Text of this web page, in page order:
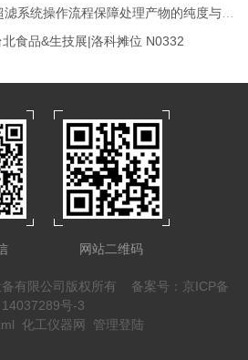
统操作流程保障处理产物的纯度与工艺稳定性
食品&生技展|洛科摊位 N0332
网站二维码
备有限公司版权所有 备案号：京ICP备
14037289号-3
化工仪器网 管理登陆